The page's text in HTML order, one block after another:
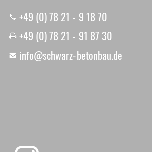
+49 (0) 78 21 - 9 18 70
+49 (0) 78 21 - 91 87 30
nf
schw rz-b t nb d